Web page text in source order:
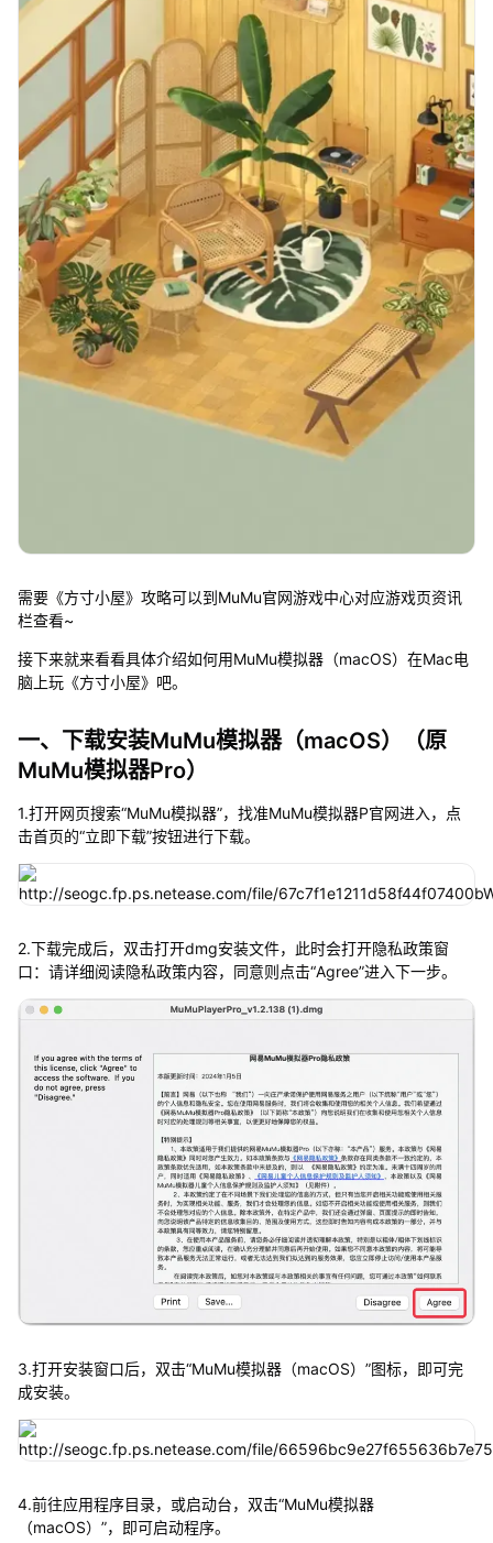
需要《方寸小屋》攻略可以到MuMu官网游戏中心对应游戏页资讯
栏查看~
接下来就来看看具体介绍如何用MuMu模拟器（macOS）在Mac电
脑上玩《方寸小屋》吧。
一、下载安装MuMu模拟器（macOS）（原
MuMu模拟器Pro）
1.打开网页搜索“MuMu模拟器”，找准MuMu模拟器P官网进入，点
击首页的“立即下载”按钮进行下载。
2.下载完成后，双击打开dmg安装文件，此时会打开隐私政策窗
口：请详细阅读隐私政策内容，同意则点击“Agree”进入下一步。
3.打开安装窗口后，双击“MuMu模拟器（macOS）”图标，即可完
成安装。
4.前往应用程序目录，或启动台，双击“MuMu模拟器
（macOS）”，即可启动程序。